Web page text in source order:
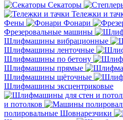
Секаторы
Тележки и
Фены
Фонари
Фрезеровальные машины
Шлифмашины вибрационные
Шлифмашины ленточные
Шлифмашины по бетону
Шлифмашины прямые
Шлифмашины щёточные
Шлифмашины эксцентриковые
и потолков
полировальные Шовнарезчики